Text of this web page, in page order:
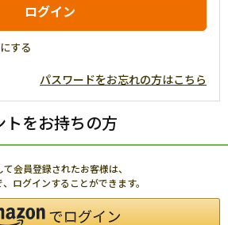
する
パスワードをお忘れの方はこちら
をお持ちの方
会員登録されたお客様は、
ログインすることができます。